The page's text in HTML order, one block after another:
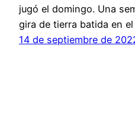
jugó el domingo. Una
gira de tierra batida en
14 de septiembre de